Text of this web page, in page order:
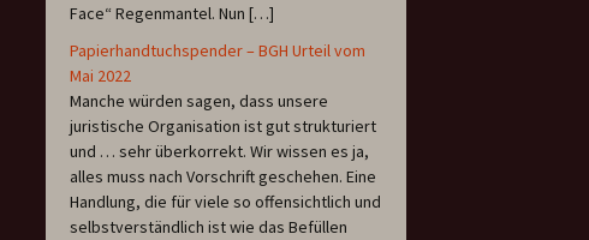
Face“ Regenmantel. Nun […]
Papierhandtuchspender – BGH Urteil vom
Mai 2022
Manche würden sagen, dass unsere
juristische Organisation ist gut strukturiert
und … sehr überkorrekt. Wir wissen es ja,
alles muss nach Vorschrift geschehen. Eine
Handlung, die für viele so offensichtlich und
selbstverständlich ist wie das Befüllen